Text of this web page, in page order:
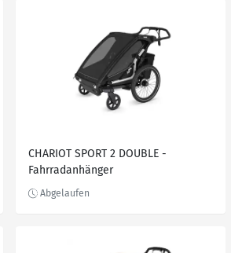
CHARIOT SPORT 2 DOUBLE -
Fahrradanhänger